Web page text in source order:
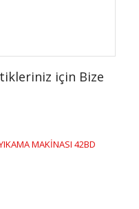
için Bize
MAKİNASI 42BD